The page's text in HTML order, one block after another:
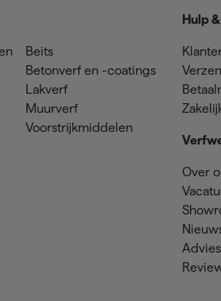
Beits
Betonverf en -coatings
Lakverf
Muurverf
Voorstrijkmiddelen
Hulp
Over
Advies